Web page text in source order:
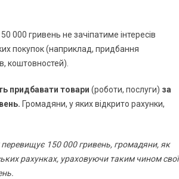
000 гривень не зачіпатиме інтересів
покупок (наприклад, придбання
коштовностей).
придбавати товари (роботи, послуги) за
Громадяни, у яких відкрито рахунки,
150 000 гривень, громадяни, як
рахунках, ураховуючи таким чином свої